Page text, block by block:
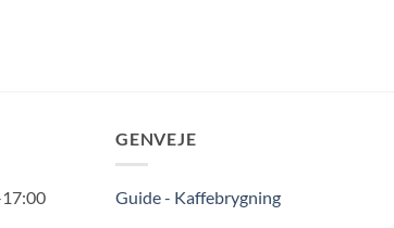
GENVEJE
Guide - Kaffebrygning